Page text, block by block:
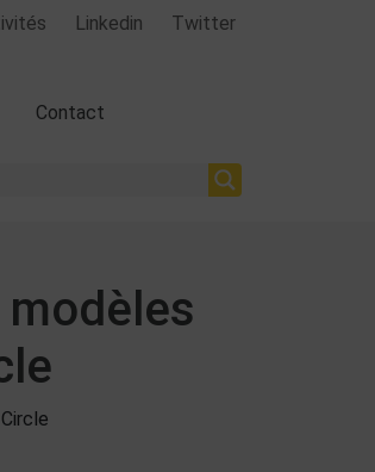
Linkedin Twitter
Contact